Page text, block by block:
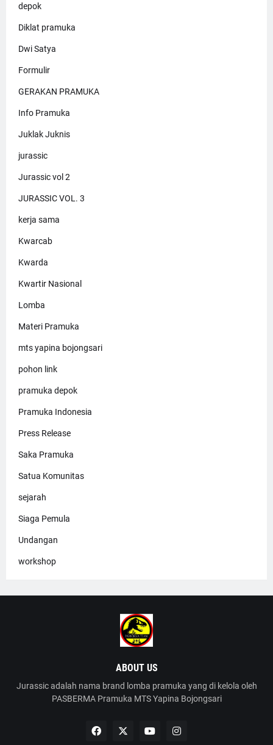
depok
Diklat pramuka
Dwi Satya
Formulir
GERAKAN PRAMUKA
Info Pramuka
Juklak Juknis
jurassic
Jurassic vol 2
JURASSIC VOL. 3
kerja sama
Kwarcab
Kwarda
Kwartir Nasional
Lomba
Materi Pramuka
mts yapina bojongsari
pohon link
pramuka depok
Pramuka Indonesia
Press Release
Saka Pramuka
Satua Komunitas
sejarah
Siaga Pemula
Undangan
workshop
ABOUT US
Jurassic adalah nama brand lomba pramuka yang di kelola oleh
PASBERMA Pramuka MTS Yapina Bojongsari